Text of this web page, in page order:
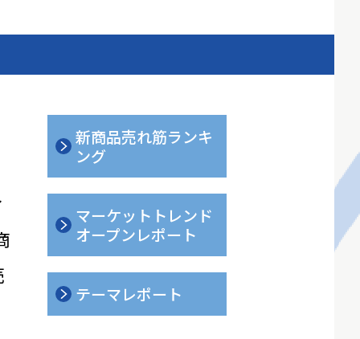
新商品売れ筋ランキ
ング
マーケットトレンド
オープンレポート
テーマレポート